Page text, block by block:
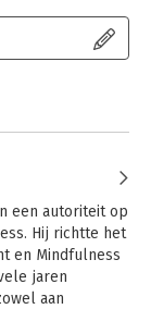
een autoriteit op
Hij richtte het
en Mindfulness
jaren
aan